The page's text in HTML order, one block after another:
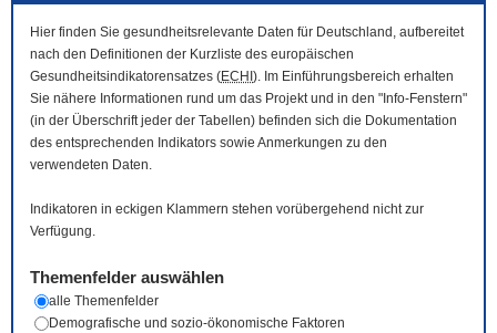
Hier finden Sie gesundheitsrelevante Daten für Deutschland, aufbereitet
nach den Definitionen der Kurzliste des europäischen
Gesundheitsindikatorensatzes (ECHI ). Im Einführungsbereich erhalten
Sie nähere Informationen rund um das Projekt und in den "Info-Fenstern"
(in der Überschrift jeder der Tabellen) befinden sich die Dokumentation
des entsprechenden Indikators sowie Anmerkungen zu den
verwendeten Daten.
Indikatoren in eckigen Klammern stehen vorübergehend nicht zur
Verfügung.
Themenfelder auswählen
alle Themenfelder
Demografische und sozio-ökonomische Faktoren